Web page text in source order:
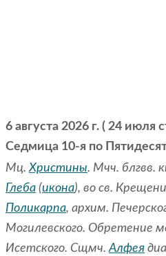
6 августа 2026 г. ( 24 июля
Седмица 10-я по
Мц.Христины. Мчч. блгвв.
Глеба (икона), во св.
Поликарпа, архим.
Могилевского. Обретение
Исетского. Сщмч.Алфея